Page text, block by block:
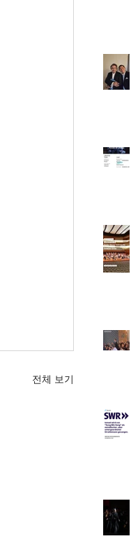
전체 보기